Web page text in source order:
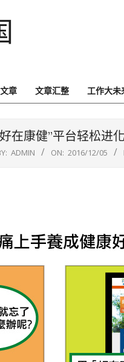
章 文章汇整 工作大未
在康健”平台轻松进
ADMIN ON: 2016/12/05